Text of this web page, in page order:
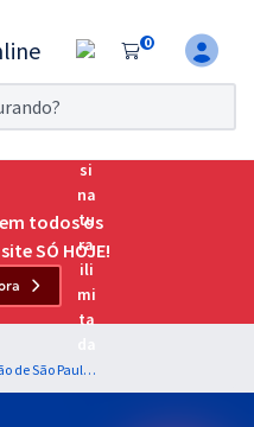
0
dias!
Exame da
principais
todos os
SÓ HOJE!
CRA SP - Conselho Regional de Administração de São Paulo - Analista II - Compras e Contratos (Código 409) - Módulo Especial -